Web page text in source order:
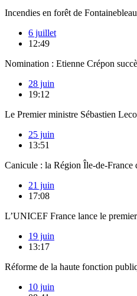
Incendies en forêt de
6 juillet
12:49
Nomination : Etienne Crépon
28 juin
19:12
Le Premier ministre Sébastien
25 juin
13:51
Canicule : la Région Île-de-France
21 juin
17:08
L’UNICEF France lance le
19 juin
13:17
Réforme de la haute fonction
10 juin